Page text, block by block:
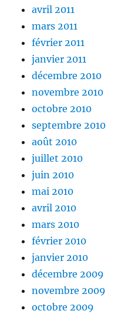
avril 2011
mars 2011
février 2011
janvier 2011
décembre 2010
novembre 2010
octobre 2010
septembre 2010
août 2010
juillet 2010
juin 2010
mai 2010
avril 2010
mars 2010
février 2010
janvier 2010
décembre 2009
novembre 2009
octobre 2009